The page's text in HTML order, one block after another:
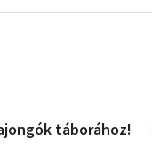
táborához!